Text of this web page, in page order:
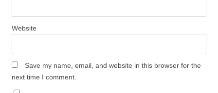
Website
Save my name, email, and website in this browser for the
next time I comment.